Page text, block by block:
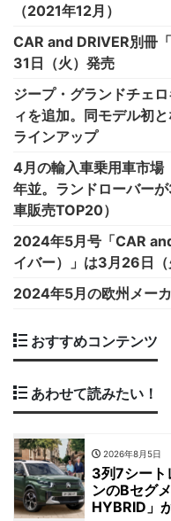
（2021年12月）
CAR and DRIVER別冊
31日（火）発売
ジープ・グランドチェ
ィを追加。同モデル初
ラインアップ
4月の輸入車乗用車市場
年並。ランドローバー
車販売TOP20）
2024年5月号「CAR
イバー）」は3月26日
2024年5月の欧州メー
おすすめコンテンツ
あわせて読みたい！
2026年8月5日
3列7シート
ンのBセグ
HYBRID」